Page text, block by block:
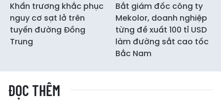
Khẩn trương khắc phục
nguy cơ sạt lở trên
tuyến đường Đồng
Trung
Bắt giám đốc công ty
Mekolor, doanh nghiệp
từng đề xuất 100 tỉ USD
làm đường sắt cao tốc
Bắc Nam
ĐỌC THÊM